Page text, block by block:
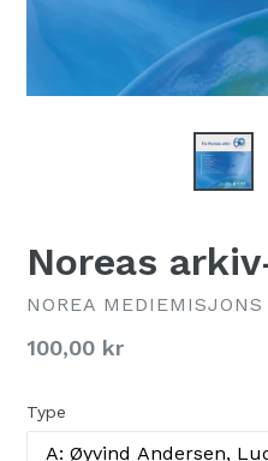
Noreas
NOREA
Normal
100,00 kr
Type